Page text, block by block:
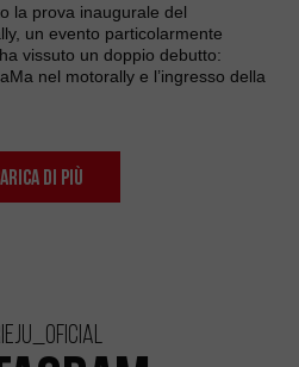
la prova inaugurale del
un evento particolarmente
vissuto un doppio debutto:
nel motorally e l’ingresso della
DI PIÙ